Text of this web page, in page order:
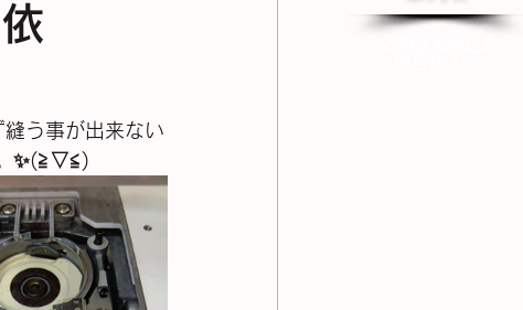
う事が出来ない
✨️(⁠≧⁠▽⁠≦⁠)